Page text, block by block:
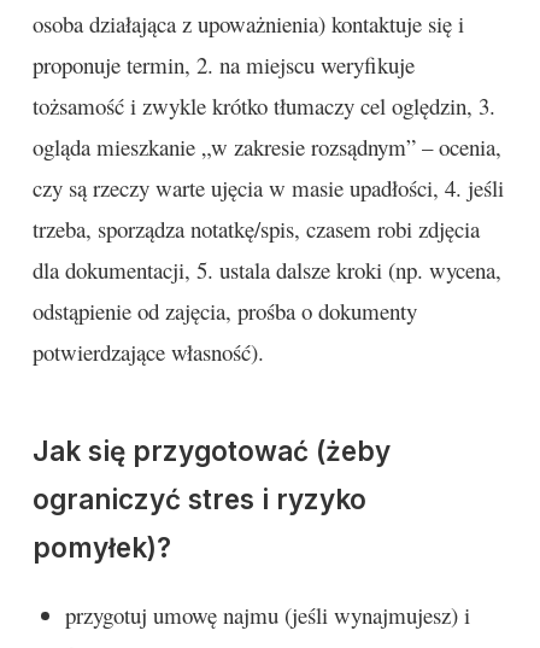
osoba działająca z upoważnienia) kontaktuje się i
proponuje termin, 2. na miejscu weryfikuje
tożsamość i zwykle krótko tłumaczy cel oględzin, 3.
ogląda mieszkanie „w zakresie rozsądnym” – ocenia,
czy są rzeczy warte ujęcia w masie upadłości, 4. jeśli
trzeba, sporządza notatkę/spis, czasem robi zdjęcia
dla dokumentacji, 5. ustala dalsze kroki (np. wycena,
odstąpienie od zajęcia, prośba o dokumenty
potwierdzające własność).
Jak się przygotować (żeby
ograniczyć stres i ryzyko
pomyłek)?
przygotuj umowę najmu (jeśli wynajmujesz) i